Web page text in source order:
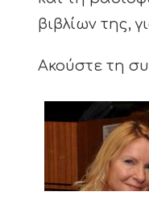
βιβλίων της,
Ακούστε τη